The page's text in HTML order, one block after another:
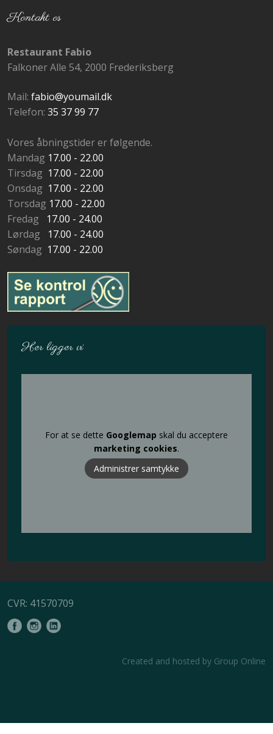
Kontakt os
Restaurant Fabio
​Falkoner Alle 54, 2000 Frederiksberg
Mail: fabio@youmail.dk
Telefon: ​ 35 37 99 77
Vores ​åbningstider er følgende.
Mandag 17.00 - 22.00
Tirsdag 17.00 - 22.00
Onsdag 17.00 - 22.00
Torsdag 17.00 - 22.00
Fredag
17.00 - 24.00
Lørdag
17.00 - 24.00
Søndag 17.00 - 22.00
Her ligger vi
For at se dette Googlemap skal du acceptere
marketing cookies.
Administrer samtykke
CVR: 41570709
Created and hosted by Group Online